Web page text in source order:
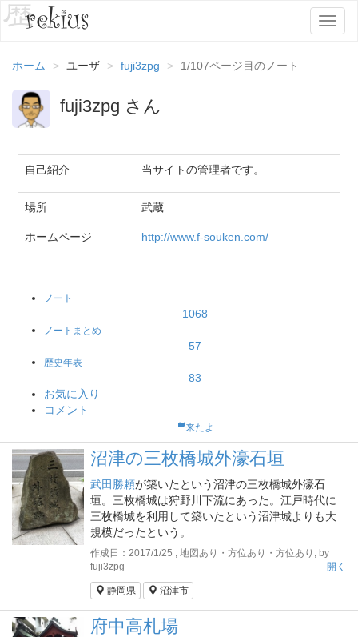
T
o
ホーム ユーザ fuji3zpg 1/107ページ目のノート
fuji3zpg さん
自己紹介 当サイトの管理者です。
場所 武蔵
ホームページ http://www.f-souken.com/
ノート
1068
ノートまとめ
57
歴史年表
83
お気に入り
コメント
来たよ
沼津の三枚橋城外濠石垣
武田勝頼が築いたという沼津の三枚橋城外濠石
垣。三枚橋城は狩野川下流にあった。江戸時代に
三枚橋城を利用して築いたという沼津城よりも大
規模だったという。
作成日：2017/1/25 , 地図あり・方位あり・方位あり, by
fuji3zpg
開く
静岡県 沼津市
府中高札場